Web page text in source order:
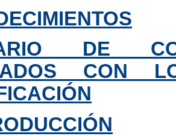
DE
CON